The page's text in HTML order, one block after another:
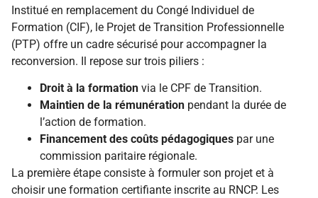
Institué en remplacement du Congé Individuel de
Formation (CIF), le Projet de Transition Professionnelle
(PTP) offre un cadre sécurisé pour accompagner la
reconversion. Il repose sur trois piliers :
Droit à la formation via le CPF de Transition.
Maintien de la rémunération pendant la durée de
l’action de formation.
Financement des coûts pédagogiques par une
commission paritaire régionale.
La première étape consiste à formuler son projet et à
choisir une formation certifiante inscrite au RNCP. Les